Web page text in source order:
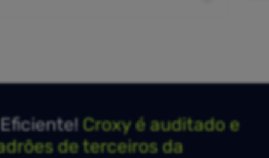
Croxy é auditado e
de terceiros da